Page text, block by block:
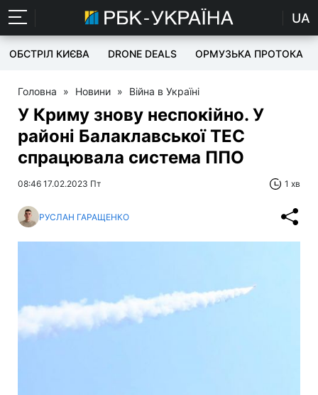
UA
ОБСТРІЛ КИЄВА DRONE DEALS ОРМУЗЬКА ПРОТОКА
Головна » Новини » Війна в Україні
У Криму знову неспокійно. У
районі Балаклавської ТЕС
спрацювала система ППО
08:46 17.02.2023 Пт 1 хв
РУСЛАН ГАРАЩЕНКО